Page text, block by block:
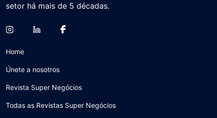
setor há mais de 5 décadas.
Home
Únete a nosotros
Revista Super Negócios
Todas as Revistas Super Negócios